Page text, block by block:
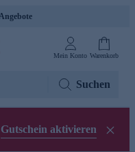
Mein Konto Warenkorb
Suchen
Gutschein aktivieren